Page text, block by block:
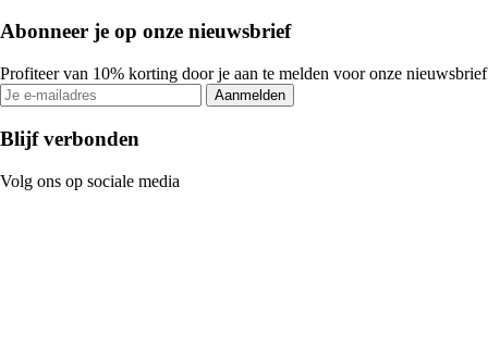
Abonneer je op onze nieuwsbrief
Profiteer van 10% korting door je aan te melden voor onze nieuwsbrief
Aanmelden
Blijf verbonden
Volg ons op sociale media